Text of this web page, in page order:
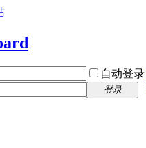
自动登录
登录